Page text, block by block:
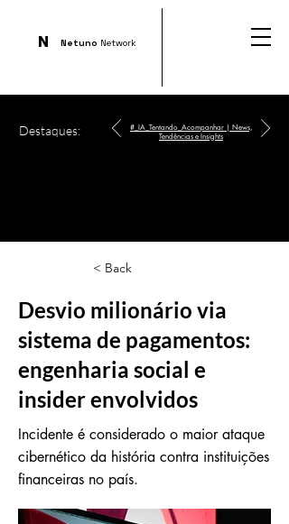
N Netuno Network
Destaques:
#_IA_Tentando_Acompanhar | News,
Tendências e Insights
< Back
Desvio milionário via
sistema de pagamentos:
engenharia social e
insider envolvidos
Incidente é considerado o maior ataque
cibernético da história contra instituições
financeiras no país.